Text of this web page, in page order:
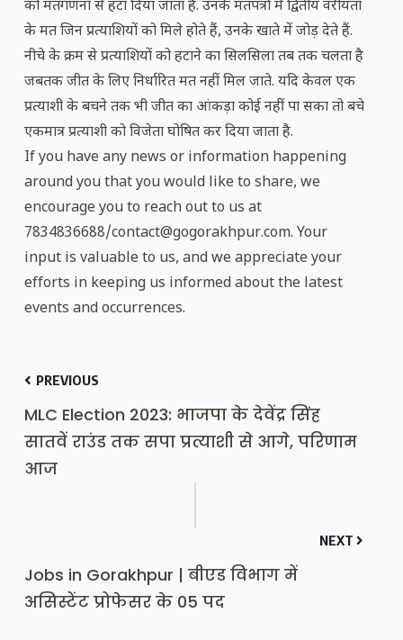
को मतगणना से हटा दिया जाता है. उनके मतपत्रों में द्वितीय वरीयता
के मत जिन प्रत्याशियों को मिले होते हैं, उनके खाते में जोड़ देते हैं.
नीचे के क्रम से प्रत्याशियों को हटाने का सिलसिला तब तक चलता है
जबतक जीत के लिए निर्धारित मत नहीं मिल जाते. यदि केवल एक
प्रत्याशी के बचने तक भी जीत का आंकड़ा कोई नहीं पा सका तो बचे
एकमात्र प्रत्याशी को विजेता घोषित कर दिया जाता है.
If you have any news or information happening
around you that you would like to share, we
encourage you to reach out to us at
7834836688/contact@gogorakhpur.com. Your
input is valuable to us, and we appreciate your
efforts in keeping us informed about the latest
events and occurrences.
PREVIOUS
MLC Election 2023: भाजपा के देवेंद्र सिंह
सातवें राउंड तक सपा प्रत्याशी से आगे, परिणाम
आज
NEXT
Jobs in Gorakhpur | बीएड विभाग में
असिस्टेंट प्रोफेसर के 05 पद